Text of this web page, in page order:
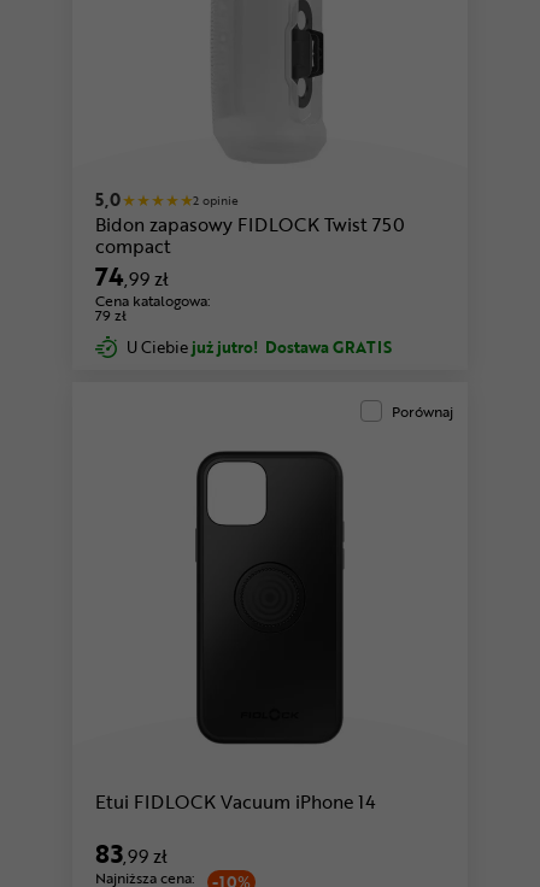
5,0 2 opinie
Bidon zapasowy FIDLOCK Twist 750
compact
74,99 zł
Cena katalogowa:
79 zł
U Ciebie już jutro! Dostawa GRATIS
Porównaj
Etui FIDLOCK Vacuum iPhone 14
83,99 zł
-10%
Najniższa cena: